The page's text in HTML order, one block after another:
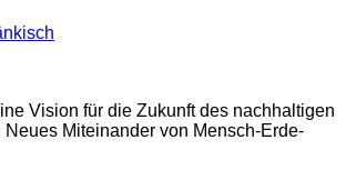
Vision für die Zukunft des nachhaltigen
Miteinander von Mensch-Erde-